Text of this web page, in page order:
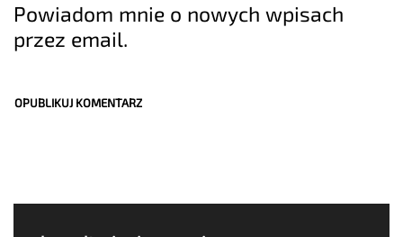
Powiadom mnie o nowych wpisach
przez email.